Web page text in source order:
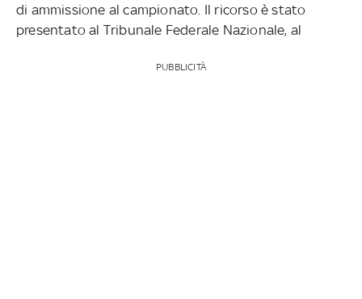
di ammissione al campionato. Il ricorso è stato
presentato al Tribunale Federale Nazionale, al
PUBBLICITÀ